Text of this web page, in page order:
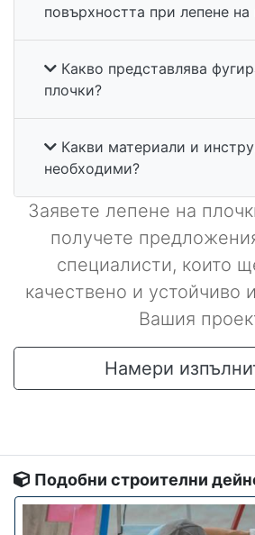
повърхността при лепене на
Какво представлява
плочки?
Какви материали и
необходими?
Заявете лепене на
получете
специалисти, които
качествено и устойчиво
Вашия
Намери
Подобни строителни